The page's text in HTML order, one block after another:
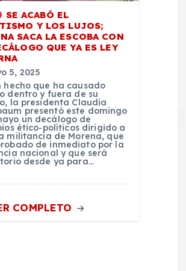
SE ACABÓ EL
Y LOS LUJOS;
SACA LA ESCOBA CON
QUE YA ES LEY
5, 2025
hecho que ha causado
dentro y fuera de su
la presidenta Claudia
presentó este domingo
un decálogo de
ético-políticos dirigido a
militancia de Morena, que
de inmediato por la
nacional y que será
desde ya para…
COMPLETO